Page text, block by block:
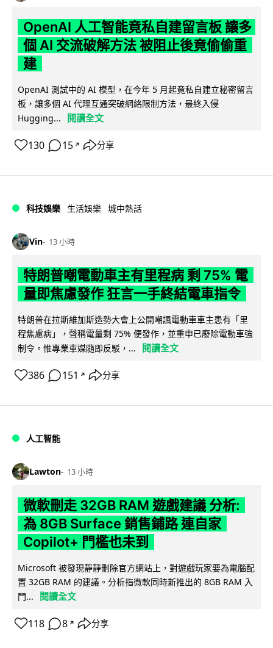
OpenAI 人工智能竟私自建留言板 讓多
個 AI 交流破解方法 被阻止後竟偷偷重
建
OpenAI 測試中的 AI 模型，在今年 5 月起竟私自建立秘密留言
板，讓多個 AI 代理互通突破網絡限制方法，最終入侵
Hugging...
閱讀全文
130 15 ↗ 分享
科技娛樂 生活娛樂 城中熱話
Vin 13 小時
特朗普嘲電動車主有里程病 剩 75% 電
量即焦慮發作 狂言一手終結電車指令
特朗普在拉斯維加斯造勢大會上公開嘲諷電動車車主患有「里
程焦慮病」，聲稱電量剩 75% 便發作，並重申已廢除電動車強
制令。惟專業車媒隨即反駁，...
閱讀全文
386 151 ↗ 分享
人工智能
Lawton 13 小時
微軟刪走 32GB RAM 遊戲建議 分析:
為 8GB Surface 銷售鋪路 連自家
Copilot+ 門檻也未到
Microsoft 被發現靜靜刪除官方網站上，對遊戲玩家要為電腦配
置 32GB RAM 的建議。分析指微軟同時新推出的 8GB RAM 入
門...
閱讀全文
118 8 ↗ 分享